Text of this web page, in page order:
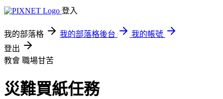
登入
我的部落格 我的部落格後台
我的帳號
登出
教會 職場甘苦
災難買紙任務